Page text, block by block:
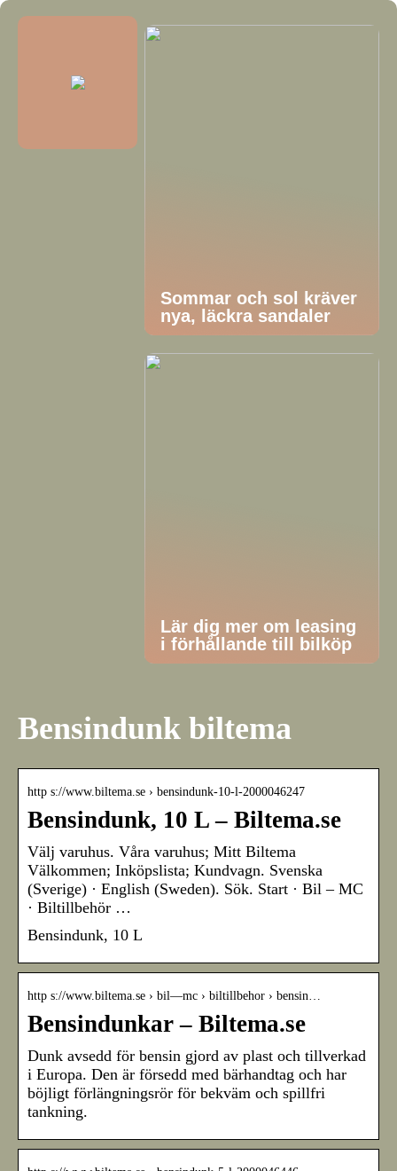
Sommar och sol kräver
nya, läckra sandaler
Lär dig mer om leasing
i förhållande till bilköp
Bensindunk biltema
http s://www.biltema.se › bensindunk-10-l-2000046247
Bensindunk, 10 L – Biltema.se
Välj varuhus. Våra varuhus; Mitt Biltema
Välkommen; Inköpslista; Kundvagn. Svenska
(Sverige) · English (Sweden). Sök. Start · Bil – MC
· Biltillbehör …
Bensindunk, 10 L
http s://www.biltema.se › bil—mc › biltillbehor › bensin…
Bensindunkar – Biltema.se
Dunk avsedd för bensin gjord av plast och tillverkad
i Europa. Den är försedd med bärhandtag och har
böjligt förlängningsrör för bekväm och spillfri
tankning.